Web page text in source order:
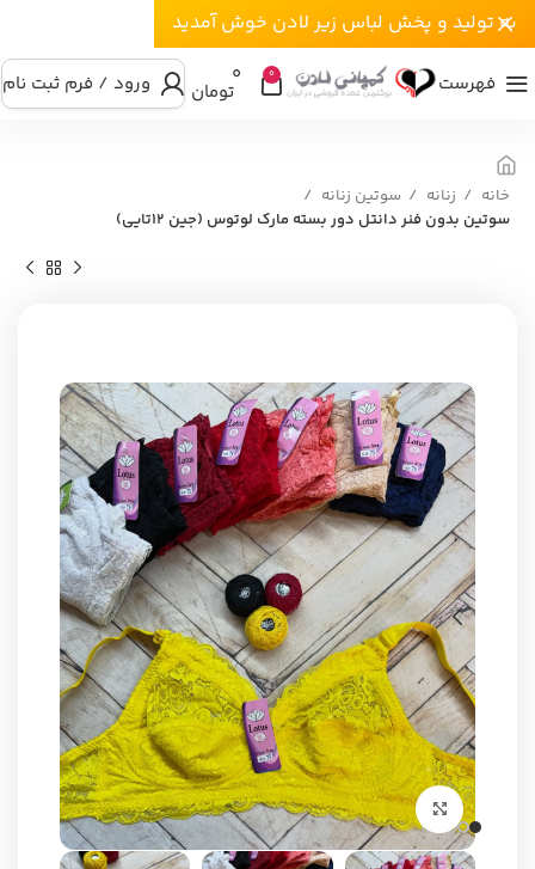
فهرست 0 ۰
تومان ورود / فرم ثبت نام
خانه زنانه
سوتین زنانه
سوتین بدون فنر دانتل دور بسته مارک لوتوس (جین ۱۲تایی)
برای بزرگنمایی کلیک کنید
به تولید و پخش لباس زیر لادن خوش آمدید